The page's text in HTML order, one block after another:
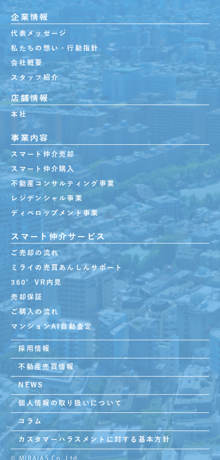
企業情報
代表メッセージ
私たちの想い・行動指針
会社概要
スタッフ紹介
店舗情報
本社
事業内容
スマート仲介売却
スマート仲介購入
不動産コンサルティング事業
レジデンシャル事業
ディベロップメント事業
スマート仲介サービス
ご売却の流れ
ミライの売買あんしんサポート
360°VR内見
売却保証
ご購入の流れ
マンションAI自動査定
採用情報
不動産売買情報
NEWS
個人情報の取り扱いについて
コラム
カスタマーハラスメントに対する基本方針
© MIRAIAS Co.,Ltd.